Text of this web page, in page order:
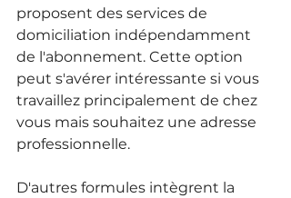
proposent des services de
domiciliation indépendamment
de l'abonnement. Cette option
peut s'avérer intéressante si vous
travaillez principalement de chez
vous mais souhaitez une adresse
professionnelle.
D'autres formules intègrent la